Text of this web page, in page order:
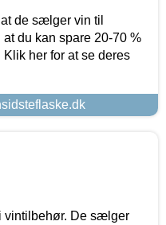
de sælger vin til
du kan spare 20-70 %
her for at se deres
vintilbehør. De sælger